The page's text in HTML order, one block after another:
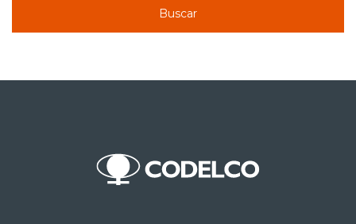
Buscar